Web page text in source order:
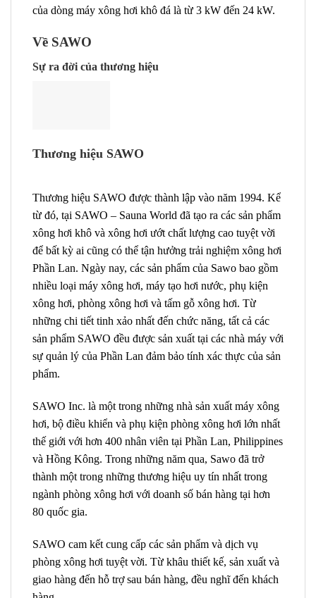
của dòng máy xông hơi khô đá là từ 3 kW đến 24 kW.
Về SAWO
Sự ra đời của thương hiệu
Thương hiệu SAWO
Thương hiệu SAWO được thành lập vào năm 1994. Kể
từ đó, tại SAWO – Sauna World đã tạo ra các sản phẩm
xông hơi khô và xông hơi ướt chất lượng cao tuyệt vời
để bất kỳ ai cũng có thể tận hưởng trải nghiệm xông hơi
Phần Lan. Ngày nay, các sản phẩm của Sawo bao gồm
nhiều loại máy xông hơi, máy tạo hơi nước, phụ kiện
xông hơi, phòng xông hơi và tấm gỗ xông hơi. Từ
những chi tiết tinh xảo nhất đến chức năng, tất cả các
sản phẩm SAWO đều được sản xuất tại các nhà máy với
sự quản lý của Phần Lan đảm bảo tính xác thực của sản
phẩm.
SAWO Inc. là một trong những nhà sản xuất máy xông
hơi, bộ điều khiển và phụ kiện phòng xông hơi lớn nhất
thế giới với hơn 400 nhân viên tại Phần Lan, Philippines
và Hồng Kông. Trong những năm qua, Sawo đã trở
thành một trong những thương hiệu uy tín nhất trong
ngành phòng xông hơi với doanh số bán hàng tại hơn
80 quốc gia.
SAWO cam kết cung cấp các sản phẩm và dịch vụ
phòng xông hơi tuyệt vời. Từ khâu thiết kế, sản xuất và
giao hàng đến hỗ trợ sau bán hàng, đều nghĩ đến khách